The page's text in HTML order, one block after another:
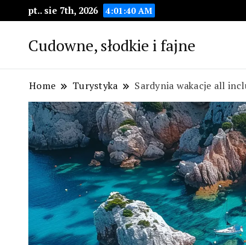
pt.. sie 7th, 2026 4:01:41 AM
Cudowne, słodkie i fajne
Home Turystyka Sardynia wakacje all